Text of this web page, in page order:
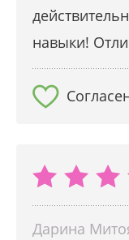
навыки!
Дарина